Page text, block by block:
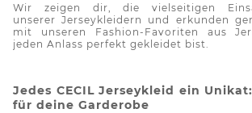
Wir zeigen dir, die vielseitigen
unsererJerseykleidern
und erkunden
mit unseren Fashion-Favoriten aus
jeden Anlass perfekt gekleidet bist.
Jedes CECILJerseykleid ein
für deine Garderobe